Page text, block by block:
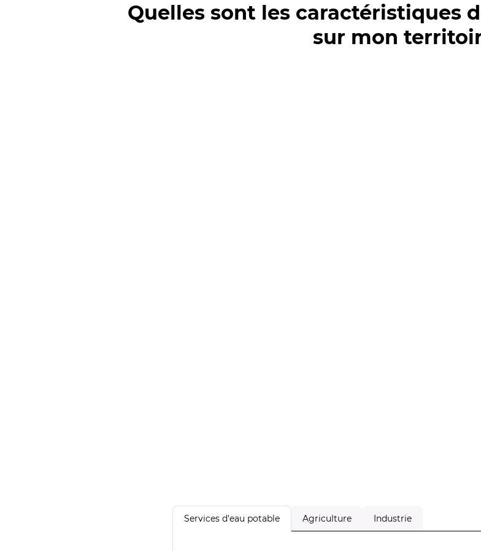
Quelles sont les caractéristiques
sur mon
Services d'eau potable Agriculture Industrie